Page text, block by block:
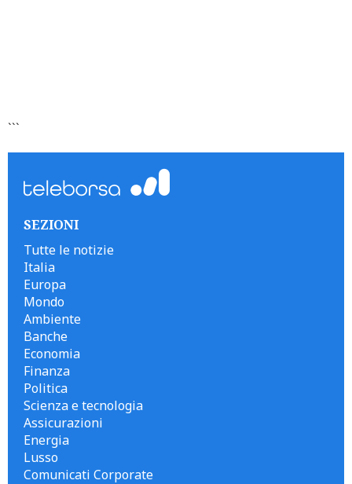
```
SEZIONI
Tutte le notizie
Italia
Europa
Mondo
Ambiente
Banche
Economia
Finanza
Politica
Scienza e tecnologia
Assicurazioni
Energia
Lusso
Comunicati Corporate